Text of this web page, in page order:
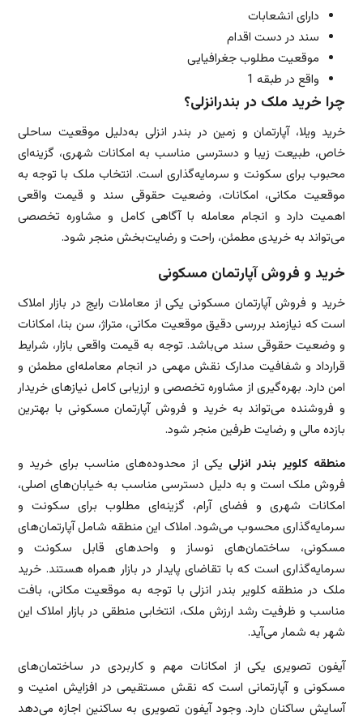
دارای انشعابات
سند در دست اقدام
موقعیت مطلوب جغرافیایی
واقع در طبقه 1
چرا خرید ملک در بندرانزلی؟
خرید ویلا، آپارتمان و زمین در بندر انزلی به‌دلیل موقعیت ساحلی
خاص، طبیعت زیبا و دسترسی مناسب به امکانات شهری، گزینه‌ای
محبوب برای سکونت و سرمایه‌گذاری است. انتخاب ملک با توجه به
موقعیت مکانی، امکانات، وضعیت حقوقی سند و قیمت واقعی
اهمیت دارد و انجام معامله با آگاهی کامل و مشاوره تخصصی
می‌تواند به خریدی مطمئن، راحت و رضایت‌بخش منجر شود.
خرید و فروش آپارتمان مسکونی
خرید و فروش آپارتمان مسکونی یکی از معاملات رایج در بازار املاک
است که نیازمند بررسی دقیق موقعیت مکانی، متراژ، سن بنا، امکانات
و وضعیت حقوقی سند می‌باشد. توجه به قیمت واقعی بازار، شرایط
قرارداد و شفافیت مدارک نقش مهمی در انجام معامله‌ای مطمئن و
امن دارد. بهره‌گیری از مشاوره تخصصی و ارزیابی کامل نیازهای خریدار
و فروشنده می‌تواند به خرید و فروش آپارتمان مسکونی با بهترین
بازده مالی و رضایت طرفین منجر شود.
منطقه کلویر بندر انزلی یکی از محدوده‌های مناسب برای خرید و
فروش ملک است و به دلیل دسترسی مناسب به خیابان‌های اصلی،
امکانات شهری و فضای آرام، گزینه‌ای مطلوب برای سکونت و
سرمایه‌گذاری محسوب می‌شود. املاک این منطقه شامل آپارتمان‌های
مسکونی، ساختمان‌های نوساز و واحدهای قابل سکونت و
سرمایه‌گذاری است که با تقاضای پایدار در بازار همراه هستند. خرید
ملک در منطقه کلویر بندر انزلی با توجه به موقعیت مکانی، بافت
مناسب و ظرفیت رشد ارزش ملک، انتخابی منطقی در بازار املاک این
شهر به شمار می‌آید.
آیفون تصویری یکی از امکانات مهم و کاربردی در ساختمان‌های
مسکونی و آپارتمانی است که نقش مستقیمی در افزایش امنیت و
آسایش ساکنان دارد. وجود آیفون تصویری به ساکنین اجازه می‌دهد